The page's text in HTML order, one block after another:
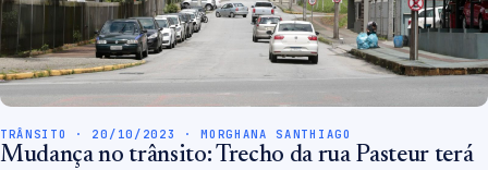
TRÂNSITO · 20/10/2023 · MORGHANA SANTHIAGO
Mudança no trânsito: Trecho da rua Pasteur terá